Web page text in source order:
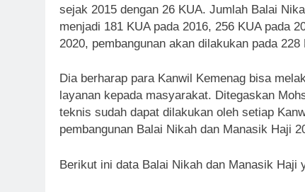
sejak 2015 dengan 26 KUA. Jumlah Balai
menjadi 181 KUA pada 2016, 256 KUA pada
2020, pembangunan akan dilakukan pada 228
Dia berharap para Kanwil Kemenag bisa
layanan kepada masyarakat. Ditegaskan
teknis sudah dapat dilakukan oleh setiap
pembangunan Balai Nikah dan Manasik Haji
Berikut ini data Balai Nikah dan Manasik Haji